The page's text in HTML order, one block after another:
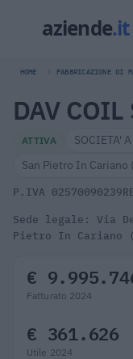
HOME FABBRICAZIONE DI
DAV COIL
ATTIVA
SOCIETA'
San Pietro In Cariano
P.IVA 02570090239
Sede legale: Via
Pietro In Cariano
€
Fatturato 2024
€ 361.626
Utile 2024